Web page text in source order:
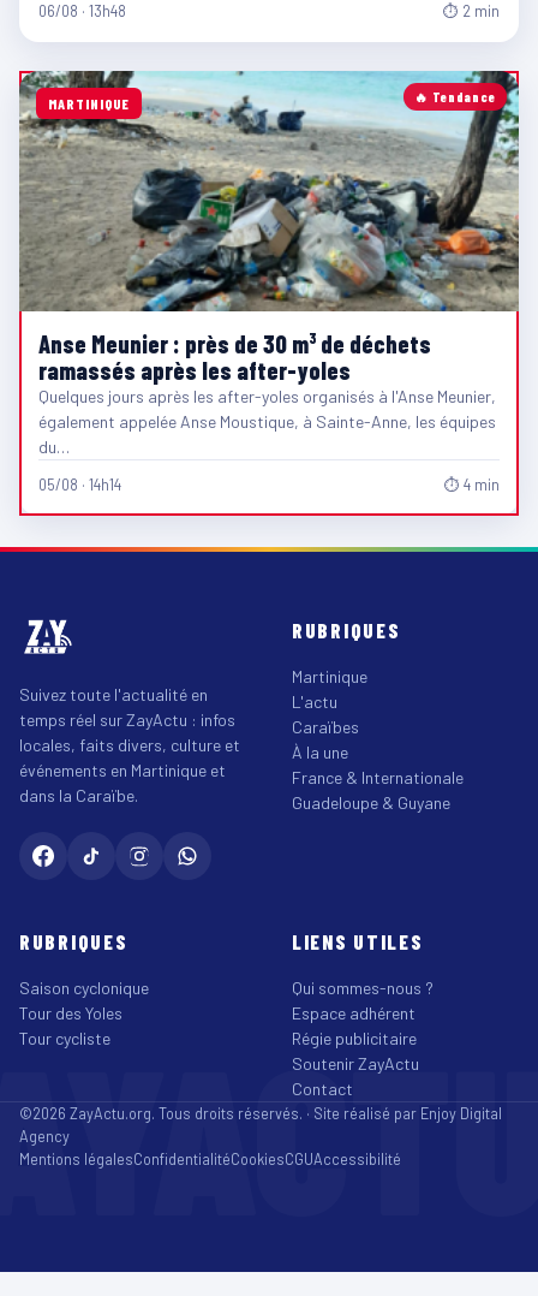
06/08 · 13h48 ⏱ 2 min
🔥 Tendance
MARTINIQUE
Anse Meunier : près de 30 m³ de déchets
ramassés après les after-yoles
Quelques jours après les after-yoles organisés à l'Anse Meunier,
également appelée Anse Moustique, à Sainte-Anne, les équipes
du…
05/08 · 14h14 ⏱ 4 min
Suivez toute l'actualité en
temps réel sur ZayActu : infos
locales, faits divers, culture et
événements en Martinique et
dans la Caraïbe.
RUBRIQUES
Martinique
L'actu
Caraïbes
À la une
France & Internationale
Guadeloupe & Guyane
RUBRIQUES
Saison cyclonique
Tour des Yoles
Tour cycliste
LIENS UTILES
Qui sommes-nous ?
Espace adhérent
Régie publicitaire
Soutenir ZayActu
Contact
©2026 ZayActu.org. Tous droits réservés. · Site réalisé par Enjoy Digital
Agency
Mentions légalesConfidentialitéCookiesCGUAccessibilité